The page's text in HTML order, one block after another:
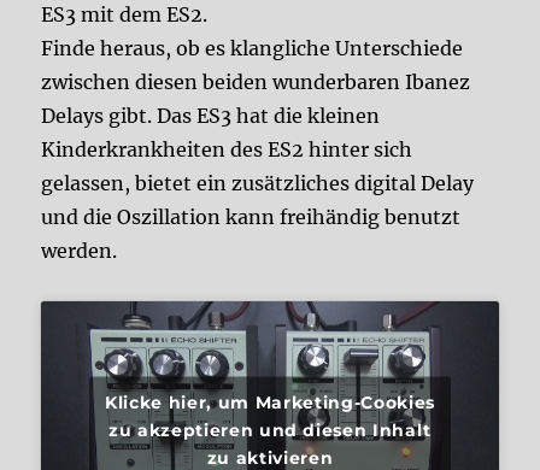
ES3 mit dem ES2.
Finde heraus, ob es klangliche Unterschiede
zwischen diesen beiden wunderbaren Ibanez
Delays gibt. Das ES3 hat die kleinen
Kinderkrankheiten des ES2 hinter sich
gelassen, bietet ein zusätzliches digital Delay
und die Oszillation kann freihändig benutzt
werden.
Klicke hier, um Marketing-Cookies
zu akzeptieren und diesen Inhalt
zu aktivieren